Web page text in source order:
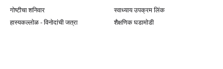
गोष्टीचा शनिवार
स्वाध्याय उपक्रम लिंक
हास्यकल्लोळ - विनोदांची जत्रा
शैक्षणिक घडामोडी